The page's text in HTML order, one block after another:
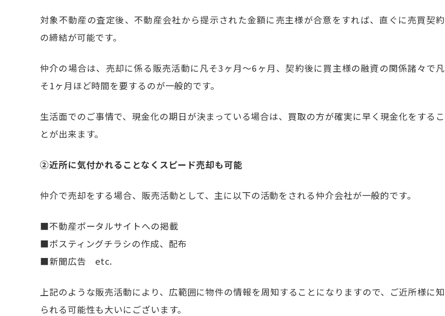
対象不動産の査定後、不動産会社から提示された金額に売主様が合意をすれば、直ぐに売買契約
の締結が可能です。
仲介の場合は、売却に係る販売活動に凡そ3ヶ月～6ヶ月、契約後に買主様の融資の関係諸々で凡
そ1ヶ月ほど時間を要するのが一般的です。
生活面でのご事情で、現金化の期日が決まっている場合は、買取の方が確実に早く現金化をするこ
とが出来ます。
②近所に気付かれることなくスピード売却も可能
仲介で売却をする場合、販売活動として、主に以下の活動をされる仲介会社が一般的です。
■不動産ポータルサイトへの掲載
■ポスティングチラシの作成、配布
■新聞広告 etc.
上記のような販売活動により、広範囲に物件の情報を周知することになりますので、ご近所様に知
られる可能性も大いにございます。